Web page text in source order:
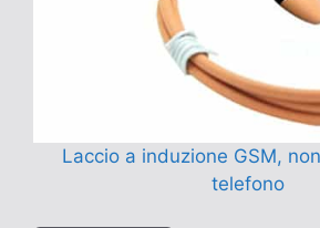
Laccio a induzione GSM,
telefono